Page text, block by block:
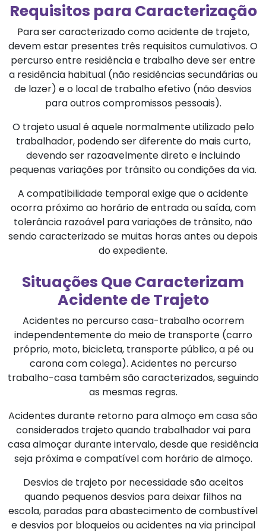
Requisitos para Caracterização
Para ser caracterizado como acidente de trajeto,
devem estar presentes três requisitos cumulativos. O
percurso entre residência e trabalho deve ser entre
a residência habitual (não residências secundárias ou
de lazer) e o local de trabalho efetivo (não desvios
para outros compromissos pessoais).
O trajeto usual é aquele normalmente utilizado pelo
trabalhador, podendo ser diferente do mais curto,
devendo ser razoavelmente direto e incluindo
pequenas variações por trânsito ou condições da via.
A compatibilidade temporal exige que o acidente
ocorra próximo ao horário de entrada ou saída, com
tolerância razoável para variações de trânsito, não
sendo caracterizado se muitas horas antes ou depois
do expediente.
Situações Que Caracterizam
Acidente de Trajeto
Acidentes no percurso casa-trabalho ocorrem
independentemente do meio de transporte (carro
próprio, moto, bicicleta, transporte público, a pé ou
carona com colega). Acidentes no percurso
trabalho-casa também são caracterizados, seguindo
as mesmas regras.
Acidentes durante retorno para almoço em casa são
considerados trajeto quando trabalhador vai para
casa almoçar durante intervalo, desde que residência
seja próxima e compatível com horário de almoço.
Desvios de trajeto por necessidade são aceitos
quando pequenos desvios para deixar filhos na
escola, paradas para abastecimento de combustível
e desvios por bloqueios ou acidentes na via principal